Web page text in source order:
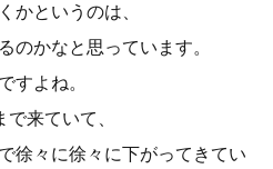
かというのは、
のかなと思っています。
すよね。
来ていて、
徐々に徐々に下がってきてい